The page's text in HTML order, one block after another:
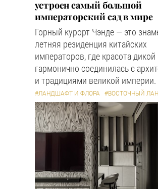
устроен самый большой
императорский сад в мире
Горный курорт Чэнде — это
летняя резиденция китайских
императоров, где красота
гармонично соединилась с
и традициями великой империи.
#ЛАНДШАФТ И ФЛОРА #ВОСТОЧНЫЙ